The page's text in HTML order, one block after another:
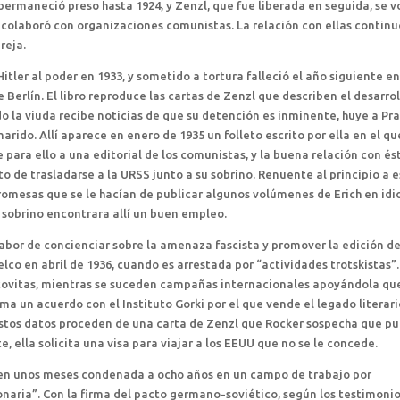
preso hasta 1924, y Zenzl, que fue liberada en seguida, se
con organizaciones comunistas. La relación con ellas
al poder en 1933, y sometido a tortura falleció el año siguiente
El libro reproduce las cartas de Zenzl que describen el
la viuda recibe noticias de que su detención es inminente, huye a
Allí aparece en enero de 1935 un folleto escrito por ella en el
para ello a una editorial de los comunistas, y la buena relación con
de trasladarse a la URSS junto a su sobrino. Renuente al principio a
que se le hacían de publicar algunos volúmenes de Erich en
encontrara allí un buen empleo.
de concienciar sobre la amenaza fascista y promover la edición
en abril de 1936, cuando es arrestada por “actividades trotskistas”.
mientras se suceden campañas internacionales apoyándola
un acuerdo con el Instituto Gorki por el que vende el legado
datos proceden de una carta de Zenzl que Rocker sospecha que
ella solicita una visa para viajar a los EEUU que no se le concede.
unos meses condenada a ocho años en un campo de trabajo por
Con la firma del pacto germano-soviético, según los